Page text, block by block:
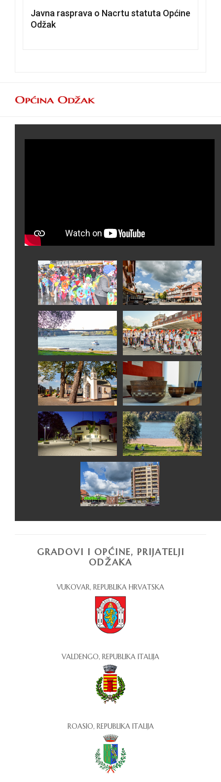
Javna rasprava o Nacrtu statuta Općine
Odžak
GRADOVI I OPĆINE, PRIJATELJI
ODŽAKA
VUKOVAR, REPUBLIKA HRVATSKA
VALDENGO, REPUBLIKA ITALIJA
ROASIO, REPUBLIKA ITALIJA